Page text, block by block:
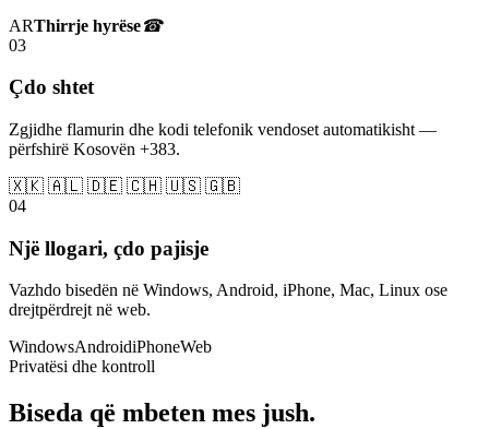
ARThirrje hyrëse☎
03
Çdo shtet
Zgjidhe flamurin dhe kodi telefonik vendoset automatikisht —
përfshirë Kosovën +383.
🇽🇰 🇦🇱 🇩🇪 🇨🇭 🇺🇸 🇬🇧
04
Një llogari, çdo pajisje
Vazhdo bisedën në Windows, Android, iPhone, Mac, Linux ose
drejtpërdrejt në web.
WindowsAndroidiPhoneWeb
Privatësi dhe kontroll
Biseda që mbeten mes jush.